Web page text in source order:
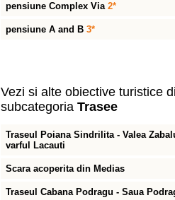
pensiune Complex Via 2*
pensiune A and B 3*
Vezi si alte obiective turistice
subcategoria Trasee
Traseul Poiana Sindrilita - Valea
varful Lacauti
Scara acoperita din Medias
Traseul Cabana Podragu - Saua